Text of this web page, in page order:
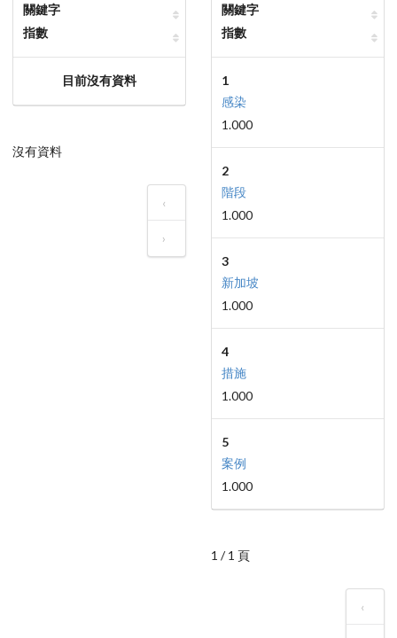
關鍵字
指數
目前沒有資料
沒有資料
‹
›
關鍵字
指數
1
感染
1.000
2
階段
1.000
3
新加坡
1.000
4
措施
1.000
5
案例
1.000
1 / 1 頁
‹